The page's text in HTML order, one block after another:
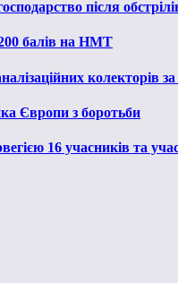
після
балів на НМТ
колекторів
Європи з боротьби
16 учасників та